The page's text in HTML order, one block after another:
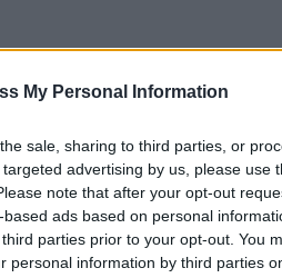
My Personal Information
sale, sharing to third parties, or
advertising by us, please use
note that after your opt-out
ads based on personal
parties prior to your opt-out. You
personal information by third parties
3
elektromos busz Elektro tudástár